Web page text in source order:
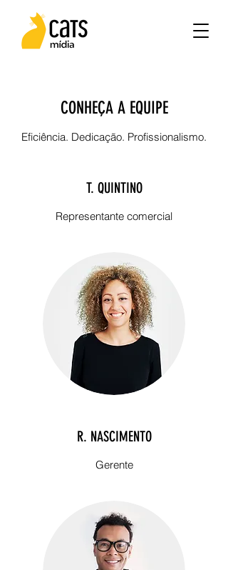
CONHEÇA A EQUIPE
Eficiência. Dedicação. Profissionalismo.
T. QUINTINO
Representante comercial
R. NASCIMENTO
Gerente